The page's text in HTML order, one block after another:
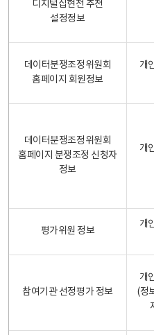
디지털집현전 추천
설정정보
데이터분쟁조정위원회
홈페이지 회원정보
개
데이터분쟁조정위원회
홈페이지 분쟁조정 신청자
정보
개
평가위원 정보
개
참여기관 선정평가 정보
개
(정